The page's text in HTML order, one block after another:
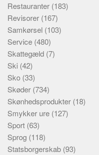
Restauranter (183)
Revisorer (167)
Samkørsel (103)
Service (480)
Skattegæld (7)
Ski (42)
Sko (33)
Skøder (734)
Skønhedsprodukter (18)
Smykker ure (127)
Sport (63)
Sprog (118)
Statsborgerskab (93)